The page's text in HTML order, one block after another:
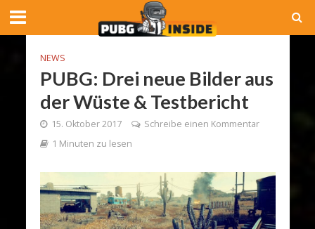
NEWS
PUBG: Drei neue Bilder aus
der Wüste & Testbericht
15. Oktober 2017
Schreibe einen Kommentar
1 Minuten zu lesen